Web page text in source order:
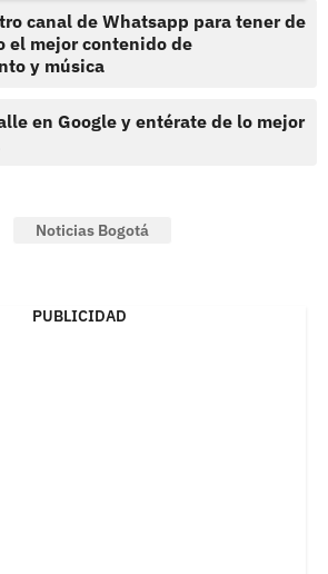
canal de Whatsapp para tener de
el mejor contenido de
y música
en Google y entérate de lo mejor
Noticias Bogotá
PUBLICIDAD